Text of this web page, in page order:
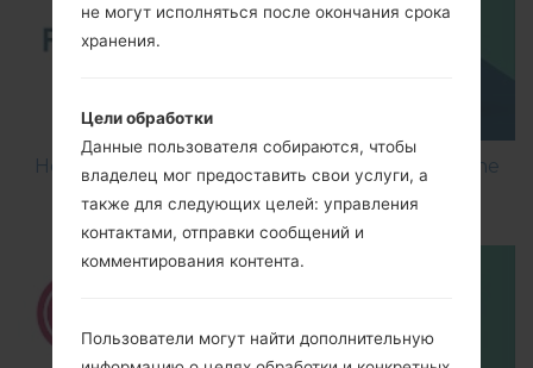
How to Flash Stock Firmware on LG Smartphone
using LG UP?
не могут исполняться после окончания срока
хранения.
Цели обработки
Данные пользователя собираются, чтобы
владелец мог предоставить свои услуги, а
также для следующих целей: управления
контактами, отправки сообщений и
комментирования контента.
Пользователи могут найти дополнительную